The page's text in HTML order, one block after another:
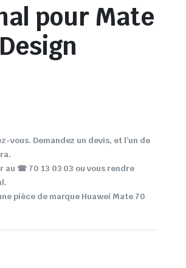
pour Mate
vous. Demandez un devis, et l’un de
au ☎ 70 13 03 03 ou vous rendre
pièce de marque Huawei Mate 70